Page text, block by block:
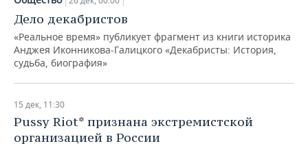
Дело декабристов
«Реальное время» публикует фрагмент из книги историка
Анджея Иконникова-Галицкого «Декабристы: История,
судьба, биография»
15 дек, 11:30
Pussy Riot* признана экстремистской
организацией в России